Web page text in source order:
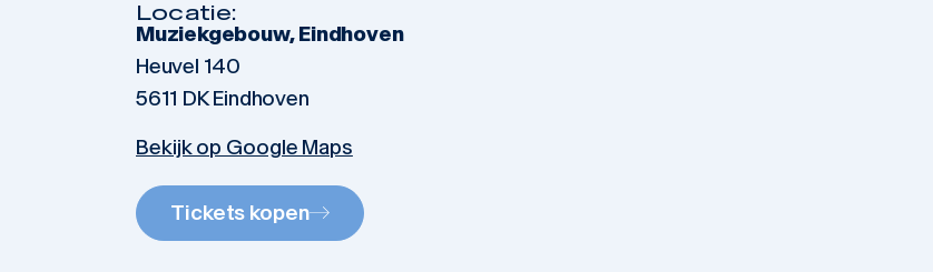
Locatie:
Muziekgebouw, Eindhoven
Heuvel 140
5611 DK Eindhoven
Bekijk op Google Maps
Tickets kopen